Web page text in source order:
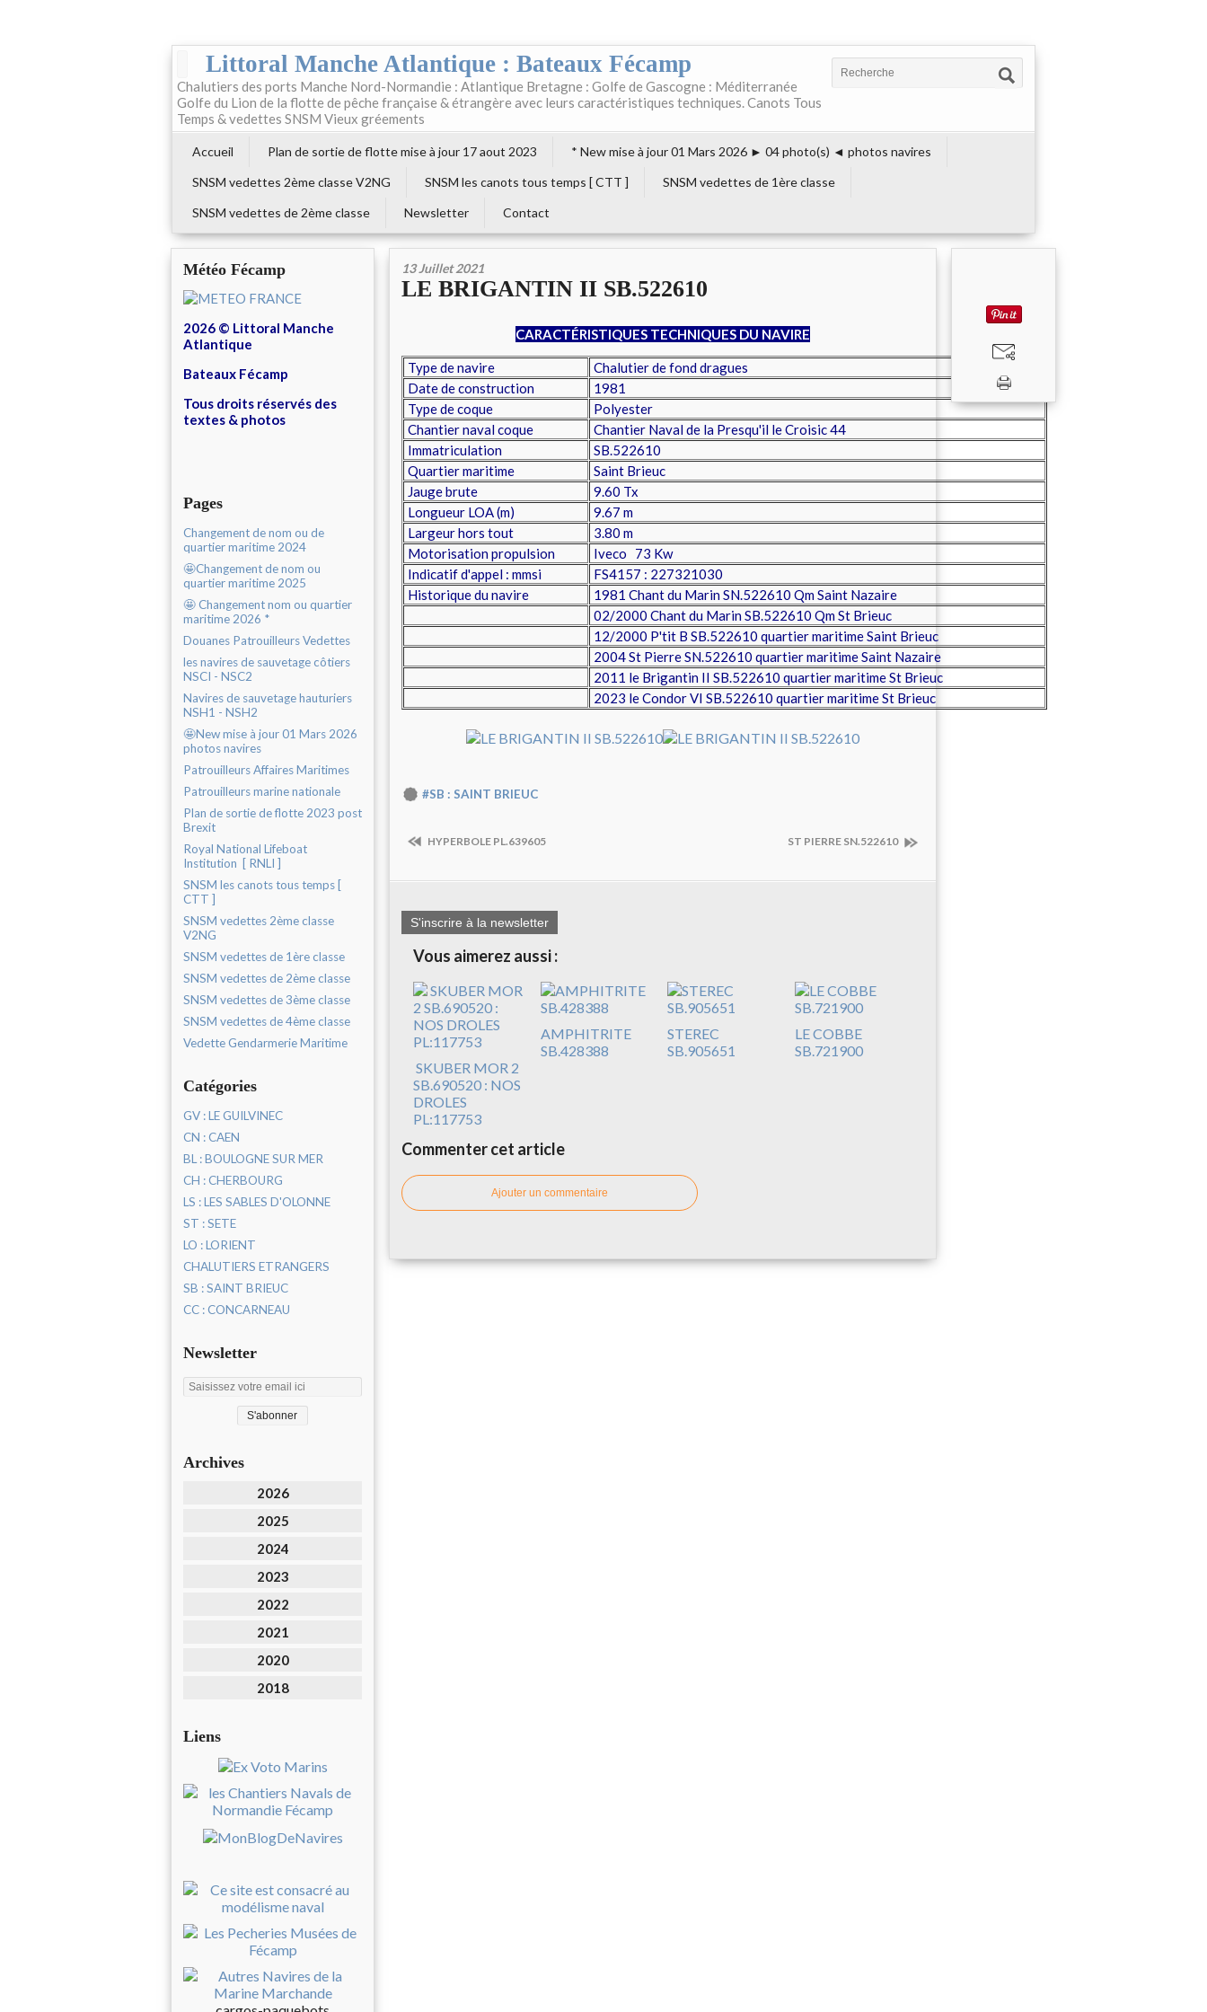
Littoral Manche Atlantique : Bateaux Fécamp
Chalutiers des ports Manche Nord-Normandie : Atlantique Bretagne : Golfe de Gascogne : Méditerranée
Golfe du Lion de la flotte de pêche française & étrangère avec leurs caractéristiques techniques. Canots Tous
Temps & vedettes SNSM Vieux gréements
Accueil Plan de sortie de flotte mise à jour 17 aout 2023
* New mise à jour 01 Mars 2026 ► 04 photo(s) ◄ photos navires
SNSM vedettes 2ème classe V2NG
SNSM les canots tous temps [ CTT ]
SNSM vedettes de 1ère classe
SNSM vedettes de 2ème classe
Newsletter Contact
Météo Fécamp
2026 © Littoral Manche
Atlantique
Bateaux Fécamp
Tous droits réservés des
textes & photos
Pages
Changement de nom ou de
quartier maritime 2024
🤩Changement de nom ou
quartier maritime 2025
🤩 Changement nom ou quartier
maritime 2026 *
Douanes Patrouilleurs Vedettes
les navires de sauvetage côtiers
NSCI - NSC2
Navires de sauvetage hauturiers
NSH1 - NSH2
🤩New mise à jour 01 Mars 2026
photos navires
Patrouilleurs Affaires Maritimes
Patrouilleurs marine nationale
Plan de sortie de flotte 2023 post
Brexit
Royal National Lifeboat
Institution [ RNLI ]
SNSM les canots tous temps [
CTT ]
SNSM vedettes 2ème classe
V2NG
SNSM vedettes de 1ère classe
SNSM vedettes de 2ème classe
SNSM vedettes de 3ème classe
SNSM vedettes de 4ème classe
Vedette Gendarmerie Maritime
Catégories
GV : LE GUILVINEC
CN : CAEN
BL : BOULOGNE SUR MER
CH : CHERBOURG
LS : LES SABLES D'OLONNE
ST : SETE
LO : LORIENT
CHALUTIERS ETRANGERS
SB : SAINT BRIEUC
CC : CONCARNEAU
Newsletter
Archives
2026
2025
2024
2023
2022
2021
2020
2018
Liens
13 Juillet 2021
LE BRIGANTIN II SB.522610
CARACTÉRISTIQUES TECHNIQUES DU NAVIRE
Type de navire
Chalutier de fond dragues
Date de construction
1981
Type de coque
Polyester
Chantier naval coque
Chantier Naval de la Presqu'il le Croisic 44
Immatriculation
SB.522610
Quartier maritime
Saint Brieuc
Jauge brute
9.60 Tx
Longueur LOA (m)
9.67 m
Largeur hors tout
3.80 m
Motorisation propulsion
Iveco 73 Kw
Indicatif d'appel : mmsi
FS4157 : 227321030
Historique du navire
1981 Chant du Marin SN.522610 Qm Saint Nazaire
02/2000 Chant du Marin SB.522610 Qm St Brieuc
12/2000 P'tit B SB.522610 quartier maritime Saint Brieuc
2004 St Pierre SN.522610 quartier maritime Saint Nazaire
2011 le Brigantin II SB.522610 quartier maritime St Brieuc
2023 le Condor VI SB.522610 quartier maritime St Brieuc
#SB : SAINT BRIEUC
HYPERBOLE PL.639605 ST PIERRE SN.522610
S'inscrire à la newsletter
Vous aimerez aussi :
SKUBER MOR 2
SB.690520 : NOS
DROLES
PL:117753
AMPHITRITE
SB.428388
STEREC
SB.905651
LE COBBE
SB.721900
Commenter cet article
Ajouter un commentaire